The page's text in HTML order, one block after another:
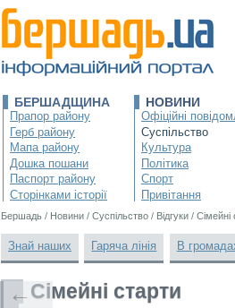
БЕРШАДЩИНА
Прапор району
Герб району
Мапа району
Дошка пошани
Паспорт району
Сторінками історії
НОВИНИ
Офіційні
Суспільство
Культура
Політика
Спорт
Привітання
Бершадь / Новини / Суспільство / Відгуки / Сімейні
Знай наших Гаряча лінія В
Сімейні старти
←